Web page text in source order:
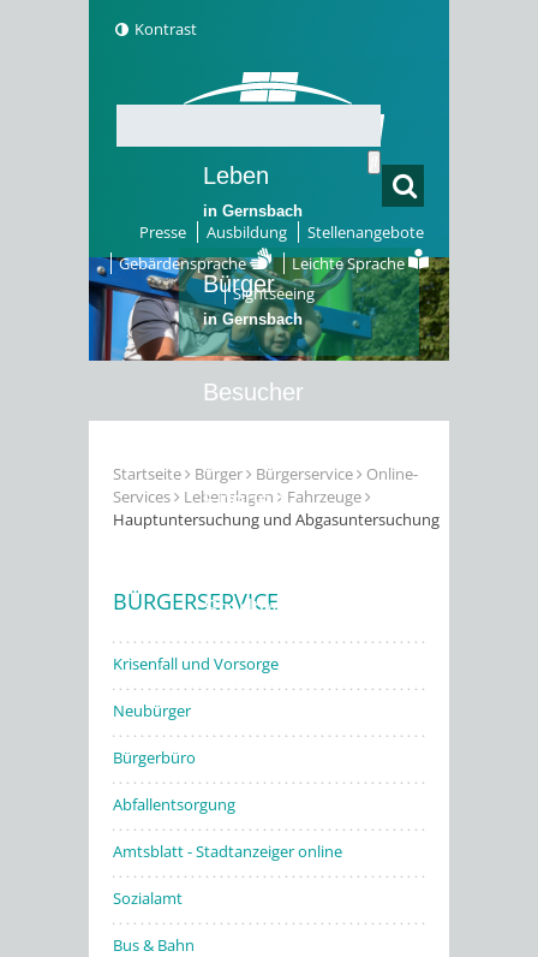
Kontrast
Presse Ausbildung
Stellenangebote
Gebärdensprache
Leichte Sprache
Sightseeing
Leben
in Gernsbach
Bürger
in Gernsbach
Besucher
Erleben
Stadtwerke
Startseite Bürger Bürgerservice
Online-
Services
Lebenslagen
Fahrzeuge
Hauptuntersuchung und Abgasuntersuchung
BÜRGERSERVICE
Krisenfall und Vorsorge
Neubürger
Bürgerbüro
Abfallentsorgung
Amtsblatt - Stadtanzeiger online
Sozialamt
Bus & Bahn